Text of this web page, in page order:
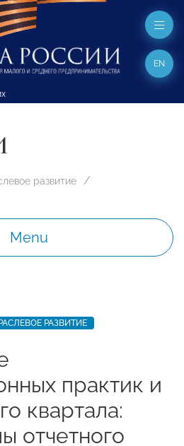
EN
развитие
Menu
РАЗВИТИЕ
практик и
квартала:
отчетного